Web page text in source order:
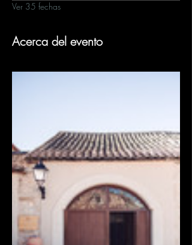
Ver 35 fechas
Acerca del evento